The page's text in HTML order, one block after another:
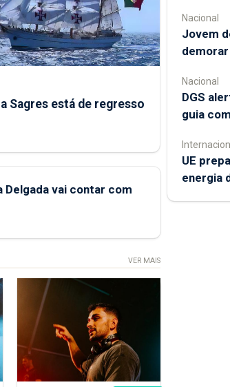
Sagres está de regresso
vai contar com
VER MAIS
Nacional
Jovem
Nacional
DGS
guia
UE
energia